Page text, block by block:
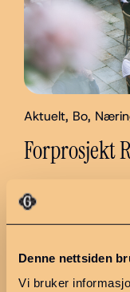
Denne nettsiden
Vi bruker
Aktuelt, Bo,
Forprosjekt